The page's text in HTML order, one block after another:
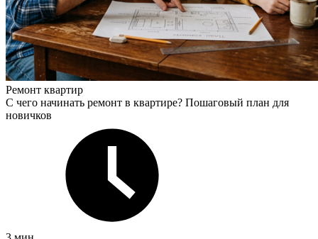
Ремонт квартир
С чего начинать ремонт в квартире? Пошаговый план для
новичков